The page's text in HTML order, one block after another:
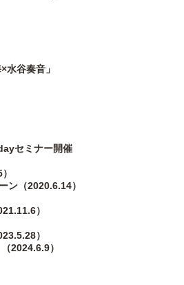
谷奏音」
セミナー開催
ン（2020.6.14）
）
）
2024.6.9）